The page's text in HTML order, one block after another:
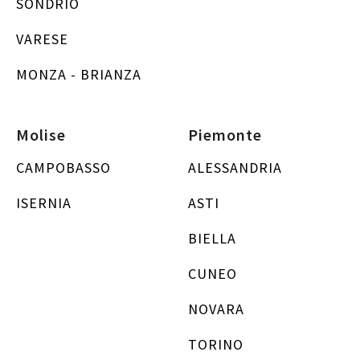
VARESE
MONZA - BRIANZA
Molise
CAMPOBASSO
ISERNIA
Piemonte
ALESSANDRIA
ASTI
BIELLA
CUNEO
NOVARA
TORINO